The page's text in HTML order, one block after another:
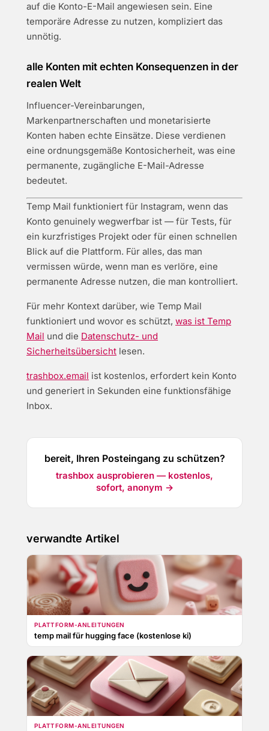
auf die Konto-E-Mail angewiesen sein. Eine
temporäre Adresse zu nutzen, kompliziert das
unnötig.
alle Konten mit echten Konsequenzen in der
realen Welt
Influencer-Vereinbarungen,
Markenpartnerschaften und monetarisierte
Konten haben echte Einsätze. Diese verdienen
eine ordnungsgemäße Kontosicherheit, was eine
permanente, zugängliche E-Mail-Adresse
bedeutet.
Temp Mail funktioniert für Instagram, wenn das
Konto genuinely wegwerfbar ist — für Tests, für
ein kurzfristiges Projekt oder für einen schnellen
Blick auf die Plattform. Für alles, das man
vermissen würde, wenn man es verlöre, eine
permanente Adresse nutzen, die man kontrolliert.
Für mehr Kontext darüber, wie Temp Mail
funktioniert und wovor es schützt, was ist Temp
Mail und die Datenschutz- und
Sicherheitsübersicht lesen.
trashbox.email ist kostenlos, erfordert kein Konto
und generiert in Sekunden eine funktionsfähige
Inbox.
bereit, Ihren Posteingang zu schützen?
trashbox ausprobieren — kostenlos,
sofort, anonym →
verwandte Artikel
PLATTFORM-ANLEITUNGEN
temp mail für hugging face (kostenlose ki)
PLATTFORM-ANLEITUNGEN